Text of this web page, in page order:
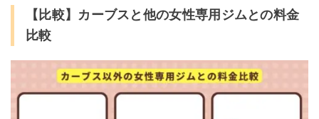
【比較】カーブスと他の女性専用ジムとの料金
比較